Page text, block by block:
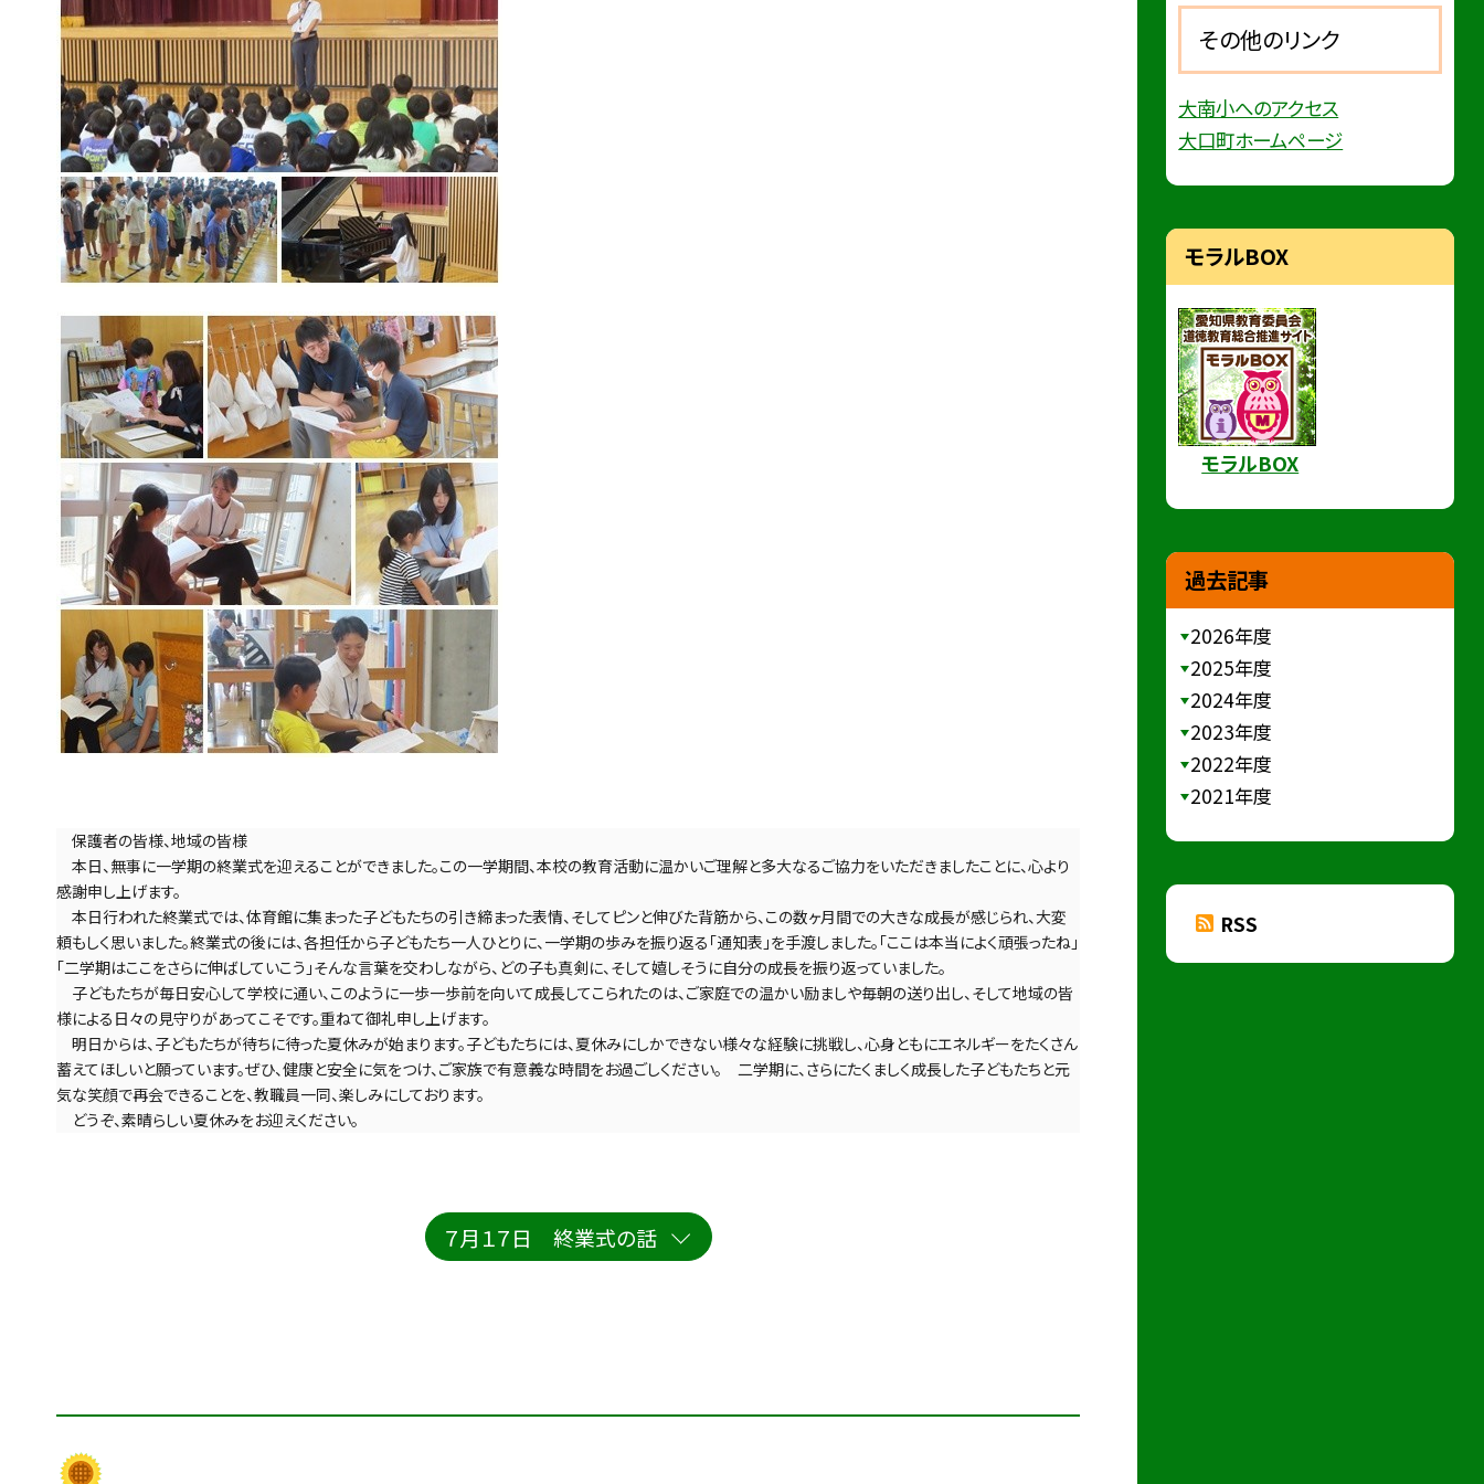
保護者の皆様、地域の皆様
本日、無事に一学期の終業式を迎えることができました。この一学期間、本校の教育活動に温かいご理解と多大なるご協力をいただきましたことに、心より
感謝申し上げます。
本日行われた終業式では、体育館に集まった子どもたちの引き締まった表情、そしてピンと伸びた背筋から、この数ヶ月間での大きな成長が感じられ、大変
頼もしく思いました。終業式の後には、各担任から子どもたち一人ひとりに、一学期の歩みを振り返る「通知表」を手渡しました。「ここは本当によく頑張ったね」
「二学期はここをさらに伸ばしていこう」そんな言葉を交わしながら、どの子も真剣に、そして嬉しそうに自分の成長を振り返っていました。
子どもたちが毎日安心して学校に通い、このように一歩一歩前を向いて成長してこられたのは、ご家庭での温かい励ましや毎朝の送り出し、そして地域の皆
様による日々の見守りがあってこそです。重ねて御礼申し上げます。
明日からは、子どもたちが待ちに待った夏休みが始まります。子どもたちには、夏休みにしかできない様々な経験に挑戦し、心身ともにエネルギーをたくさん
蓄えてほしいと願っています。ぜひ、健康と安全に気をつけ、ご家族で有意義な時間をお過ごしください。　二学期に、さらにたくましく成長した子どもたちと元
気な笑顔で再会できることを、教職員一同、楽しみにしております。
どうぞ、素晴らしい夏休みをお迎えください。
７月１７日 終業式の話
その他のリンク
大南小へのアクセス
大口町ホームページ
モラルBOX
モラルBOX
過去記事
2026年度
2025年度
2024年度
2023年度
2022年度
2021年度
RSS